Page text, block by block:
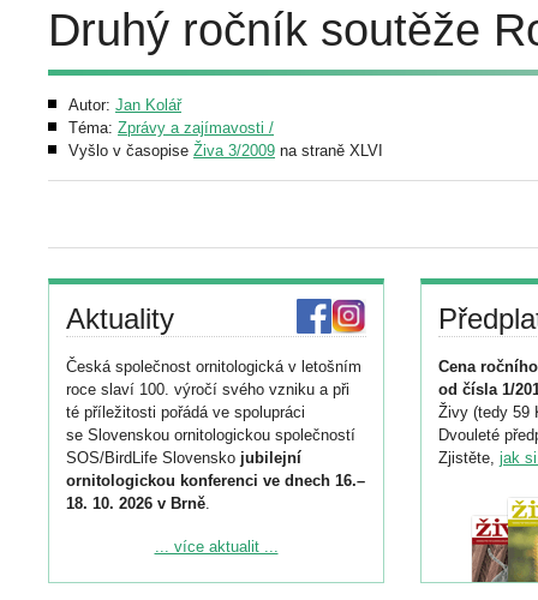
Druhý ročník soutěže
Autor: Jan Kolář
Téma: Zprávy a zajímavosti /
Vyšlo v časopise Živa 3/2009 na straně XLVI
Aktuality
Česká společnost ornitologická v letošním
roce slaví 100. výročí svého vzniku a při
té příležitosti pořádá ve spolupráci
se Slovenskou ornitologickou společností
SOS/BirdLife Slovensko jubilejní
ornitologickou konferenci ve dnech 16.–
18. 10. 2026 v Brně.
Podrobnější informace ke konferenci
... více aktualit ...
Cena
od čísla 1/
Živy (tedy 59
Dvouleté
Zjistěte, jak